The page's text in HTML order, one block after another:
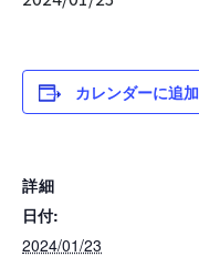
カレンダーに追加
詳細
日付:
2024/01/23